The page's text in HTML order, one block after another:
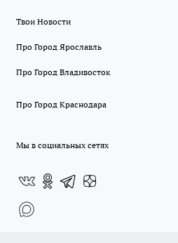
Твои Новости
Про Город Ярославль
Про Город Владивосток
Про Город Краснодара
Мы в социальных сетях